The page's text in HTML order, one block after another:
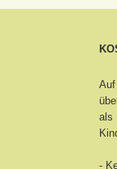
als
-